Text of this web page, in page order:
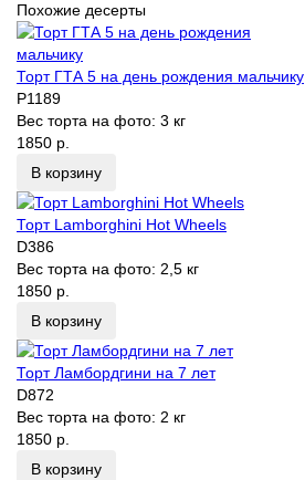
Похожие десерты
Торт ГТА 5 на день рождения мальчику
P1189
Вес торта на фото: 3 кг
1850 р.
В корзину
Торт Lamborghini Hot Wheels
D386
Вес торта на фото: 2,5 кг
1850 р.
В корзину
Торт Ламбордгини на 7 лет
D872
Вес торта на фото: 2 кг
1850 р.
В корзину